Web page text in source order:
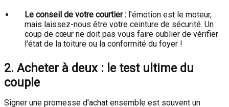
Le conseil de votre courtier : l'émotion est le moteur,
mais laissez-nous être votre ceinture de sécurité. Un
coup de cœur ne doit pas vous faire oublier de vérifier
l'état de la toiture ou la conformité du foyer !
2. Acheter à deux : le test ultime du
couple
Signer une promesse d'achat ensemble est souvent un